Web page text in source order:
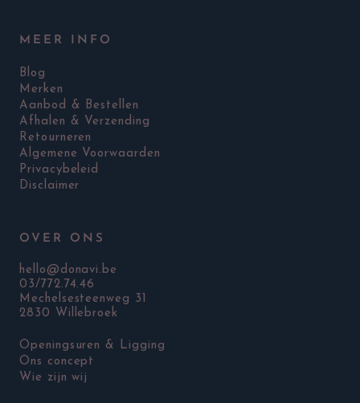
MEER INFO
Blog
Merken
Aanbod & Bestellen
Afhalen & Verzending
Retourneren
Algemene Voorwaarden
Privacybeleid
Disclaimer
OVER ONS
hello@donavi.be
03/772.74.46
Mechelsesteenweg 31
2830 Willebroek
Openingsuren & Ligging
Ons concept
Wie zijn wij